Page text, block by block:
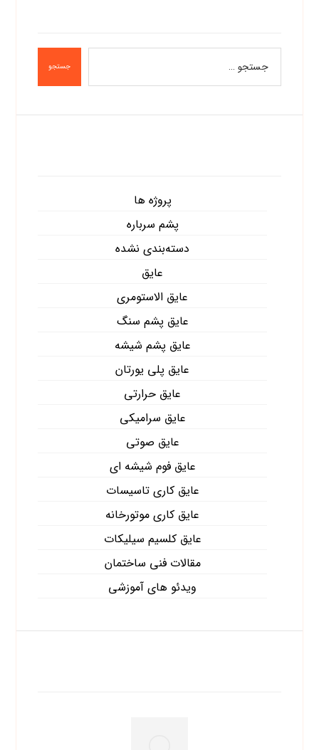
جستجو
پروژه ها
پشم سرباره
دسته‌بندی نشده
عایق
عایق الاستومری
عایق پشم سنگ
عایق پشم شیشه
عایق پلی یورتان
عایق حرارتی
عایق سرامیکی
عایق صوتی
عایق فوم شیشه ای
عایق کاری تاسیسات
عایق کاری موتورخانه
عایق کلسیم سیلیکات
مقالات فنی ساختمان
ویدئو های آموزشی